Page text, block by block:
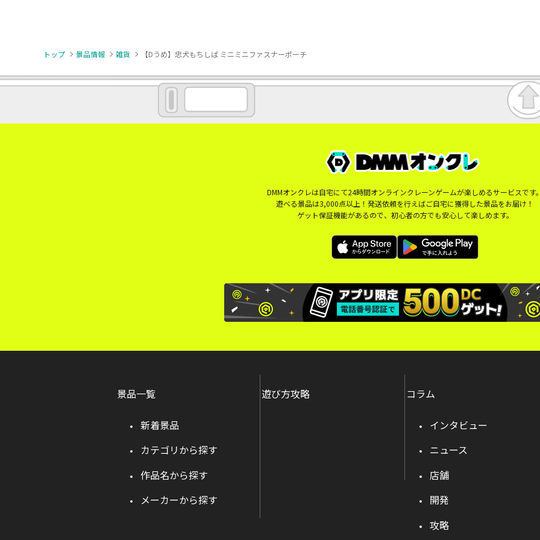
トップ 景品情報 雑貨 【Dうめ】忠犬もちしば ミニミニファスナーポーチ
DMMオンクレは自宅にて24時間オンラインクレーンゲームが楽しめるサービスです
遊べる景品は3,000点以上！発送依頼を行えばご自宅に獲得した景品をお届け！
ゲット保証機能があるので、初心者の方でも安心して楽しめます。
景品一覧
新着景品
カテゴリから探す
作品名から探す
メーカーから探す
遊び方攻略 コラム
インタビュー
ニュース
店舗
開発
攻略